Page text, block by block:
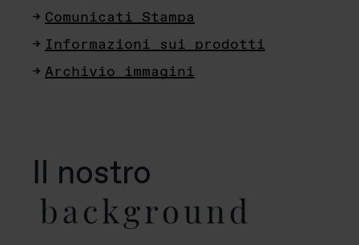
Comunicati Stampa
Informazioni sui prodotti
Archivio immagini
Il nostro
background